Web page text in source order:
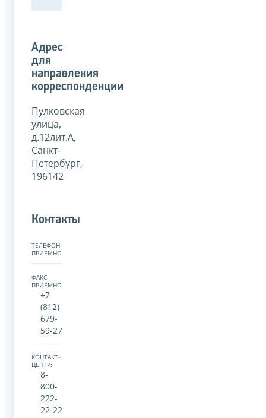
Адрес
для
направления
корреспонденции
Пулковская
улица,
д.12лит.А,
Санкт-
Петербург,
196142
Контакты
ТЕЛЕФОН
ПРИЕМНОЙ:
ФАКС
ПРИЕМНОЙ:
+7
(812)
679-
59-27
КОНТАКТ-
ЦЕНТР:
8-
800-
222-
22-22